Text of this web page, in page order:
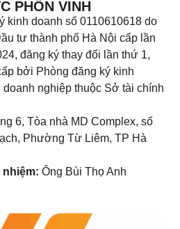
PHỒN VINH
kinh doanh số 0110610618 do
tư thành phố Hà Nội cấp lần
đăng ký thay đổi lần thứ 1,
bởi Phòng đăng ký kinh
nghiệp thuộc Sở tài chính
6, Tòa nhà MD Complex, số
Phường Từ Liêm, TP Hà
Ông Bùi Thọ Anh